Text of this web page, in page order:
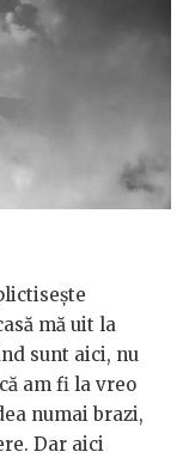
mă uit la
sunt aici, nu
am fi la vreo
numai brazi,
Dar aici